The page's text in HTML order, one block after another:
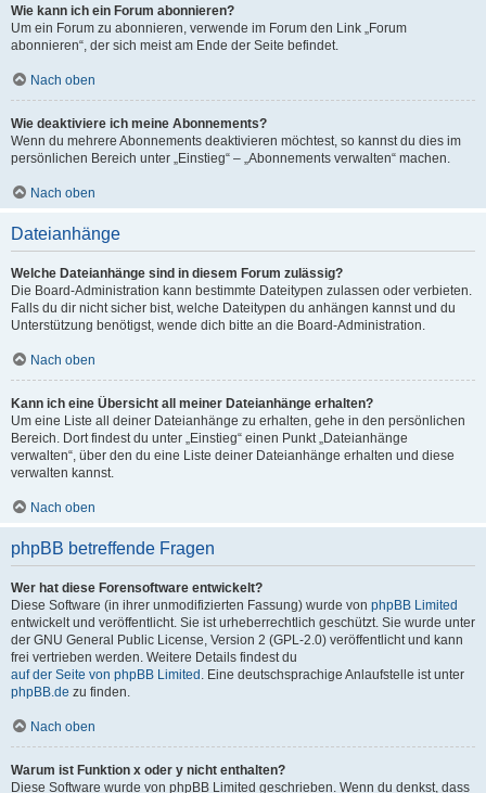
Wie kann ich ein Forum abonnieren?
Um ein Forum zu abonnieren, verwende im Forum den Link „Forum
abonnieren“, der sich meist am Ende der Seite befindet.
Nach oben
Wie deaktiviere ich meine Abonnements?
Wenn du mehrere Abonnements deaktivieren möchtest, so kannst du dies im
persönlichen Bereich unter „Einstieg“ – „Abonnements verwalten“ machen.
Nach oben
Dateianhänge
Welche Dateianhänge sind in diesem Forum zulässig?
Die Board-Administration kann bestimmte Dateitypen zulassen oder verbieten.
Falls du dir nicht sicher bist, welche Dateitypen du anhängen kannst und du
Unterstützung benötigst, wende dich bitte an die Board-Administration.
Nach oben
Kann ich eine Übersicht all meiner Dateianhänge erhalten?
Um eine Liste all deiner Dateianhänge zu erhalten, gehe in den persönlichen
Bereich. Dort findest du unter „Einstieg“ einen Punkt „Dateianhänge
verwalten“, über den du eine Liste deiner Dateianhänge erhalten und diese
verwalten kannst.
Nach oben
phpBB betreffende Fragen
Wer hat diese Forensoftware entwickelt?
Diese Software (in ihrer unmodifizierten Fassung) wurde von phpBB Limited
entwickelt und veröffentlicht. Sie ist urheberrechtlich geschützt. Sie wurde unter
der GNU General Public License, Version 2 (GPL-2.0) veröffentlicht und kann
frei vertrieben werden. Weitere Details findest du
auf der Seite von phpBB Limited . Eine deutschsprachige Anlaufstelle ist unter
phpBB.de zu finden.
Nach oben
Warum ist Funktion x oder y nicht enthalten?
Diese Software wurde von phpBB Limited geschrieben. Wenn du denkst, dass